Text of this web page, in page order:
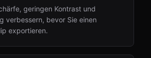
geringen Kontrast und
verbessern, bevor Sie einen
exportieren.